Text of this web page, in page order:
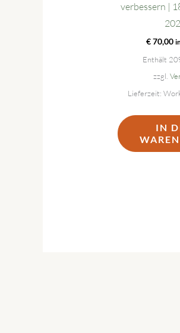
verbessern |
€70,00
Enthält
zzgl.
Lieferzeit:
IN